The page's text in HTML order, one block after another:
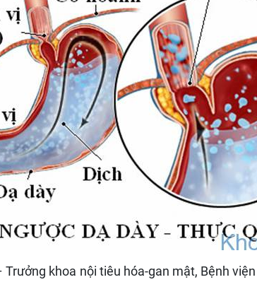
khoa nội tiêu hóa-gan mật, Bệnh